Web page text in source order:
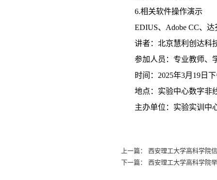
6.相关软件操作演示
EDIUS、Adobe CC、
讲者：北京慧利创达科
参加人员：专业教师、
时间：2025年3月19日
地点：实验中心数字非
主办单位：实验实训中
上一篇： 西安理工大学高科学院
下一篇： 西安理工大学高科学院